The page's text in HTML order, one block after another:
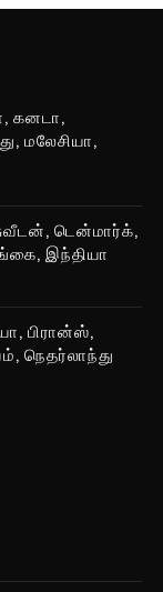
கனடா,
மலேசியா,
டென்மார்க்,
இந்தியா
பிரான்ஸ்,
நெதர்லாந்து